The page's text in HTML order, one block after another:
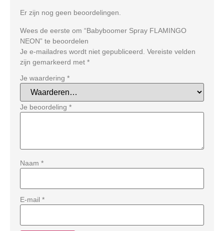
Er zijn nog geen beoordelingen.
Wees de eerste om “Babyboomer Spray FLAMINGO
NEON” te beoordelen
Je e-mailadres wordt niet gepubliceerd. Vereiste velden
zijn gemarkeerd met *
Je waardering *
Je beoordeling *
Naam *
E-mail *